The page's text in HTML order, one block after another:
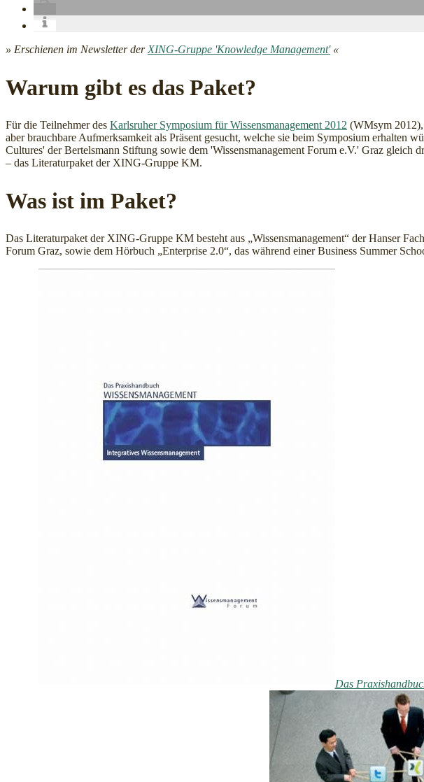
» Erschienen im Newsletter der XING-Gruppe 'Knowledge Management'«
Warum gibt es das Paket?
Für die Teilnehmer des Karlsruher Symposium für Wissensmanagement 2012 (WMsym
aber brauchbare Aufmerksamkeit als Präsent gesucht, welche sie beim Symposium erhalten
Cultures' der Bertelsmann Stiftung sowie dem 'Wissensmanagement Forum e.V.' Graz
– das Literaturpaket der XING-Gruppe KM.
Was ist im Paket?
Das Literaturpaket der XING-Gruppe KM besteht aus „Wissensmanagement“ der Hanser
Forum Graz, sowie dem Hörbuch „Enterprise 2.0“, das während einer Business Summer
Das